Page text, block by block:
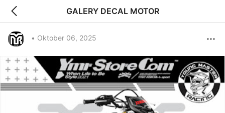
GALERY DECAL MOTOR
• Oktober 06, 2025